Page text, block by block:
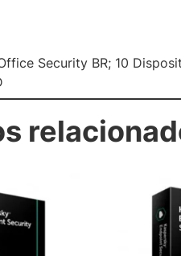
Security BR; 10